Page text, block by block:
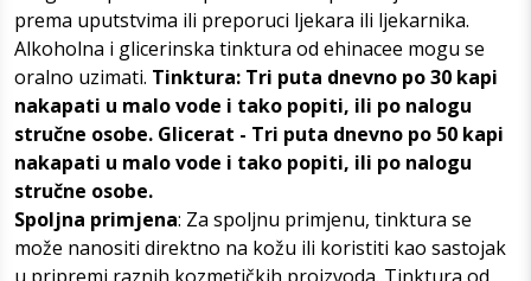
prema uputstvima ili preporuci ljekara ili ljekarnika.
Alkoholna i glicerinska tinktura od ehinacee mogu se
oralno uzimati. Tinktura: Tri puta dnevno po 30 kapi
nakapati u malo vode i tako popiti, ili po nalogu
stručne osobe. Glicerat - Tri puta dnevno po 50 kapi
nakapati u malo vode i tako popiti, ili po nalogu
stručne osobe.
Spoljna primjena: Za spoljnu primjenu, tinktura se
može nanositi direktno na kožu ili koristiti kao sastojak
u pripremi raznih kozmetičkih proizvoda. Tinktura od